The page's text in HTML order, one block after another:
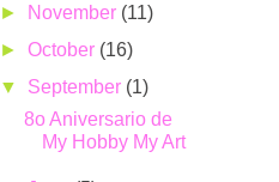
►
November (11)
►October (16)
▼ September (1)
8o Aniversario de
My Hobby My Art